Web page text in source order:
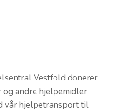
Vestfold donerer
andre hjelpemidler
vår hjelpetransport til